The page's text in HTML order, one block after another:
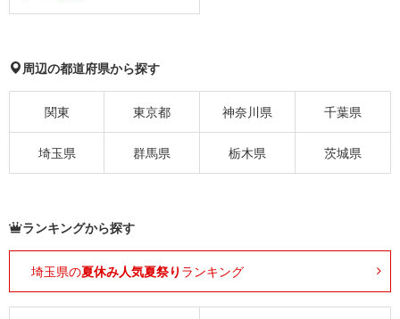
周辺の都道府県から探す
関東 東京都 神奈川県 千葉県
埼玉県 群馬県 栃木県 茨城県
ランキングから探す
埼玉県の夏休み人気夏祭り ランキング